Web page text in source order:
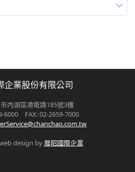
企業股份有限公司
內湖區港墘路185號3樓
6000 FAX: 02-2659-7000
design by 展昭國際企業